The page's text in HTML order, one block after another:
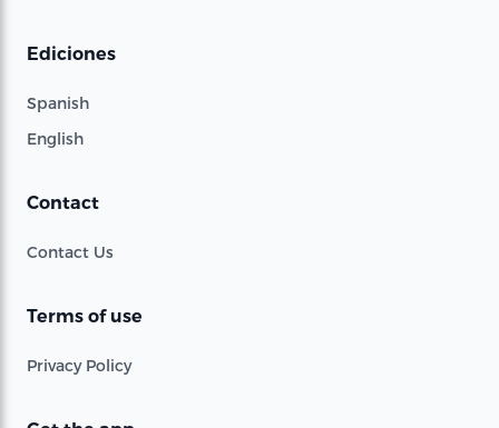
Ediciones
Spanish
English
Contact
Contact Us
Terms of use
Privacy Policy